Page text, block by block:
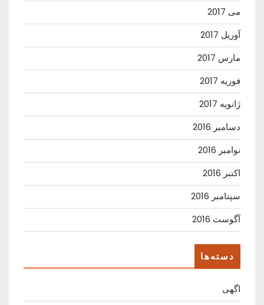
می 2017
آوریل 2017
مارس 2017
فوریه 2017
ژانویه 2017
دسامبر 2016
نوامبر 2016
اکتبر 2016
سپتامبر 2016
آگوست 2016
دسته‌ها
اگهی